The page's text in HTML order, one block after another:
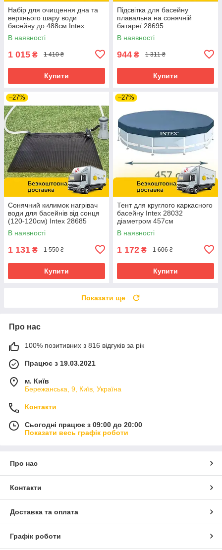
Набір для очищення дна та
верхнього шару води
басейну до 488см Intex
28002
В наявності
1 015 ₴ 1 410 ₴
Купити
Підсвітка для басейну
плавальна на сонячній
батареї 28695
В наявності
944 ₴ 1 311 ₴
Купити
–27%
Сонячний килимок нагрівач
води для басейнів від сонця
(120-120см) Intex 28685
В наявності
1 131 ₴ 1 550 ₴
Купити
–27%
Тент для круглого каркасного
басейну Intex 28032
діаметром 457см
В наявності
1 172 ₴ 1 606 ₴
Купити
Показати ще
Про нас
100% позитивних з 816 відгуків за рік
Працює з 19.03.2021
м. Київ
Бережанська, 9, Київ, Україна
Контакти
Сьогодні працює з 09:00 до 20:00
Показати весь графік роботи
Про нас
Контакти
Доставка та оплата
Графік роботи